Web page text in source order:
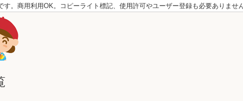
。商用利用OK。コピーライト標記、使用許可やユーザー登録も必要ありませ